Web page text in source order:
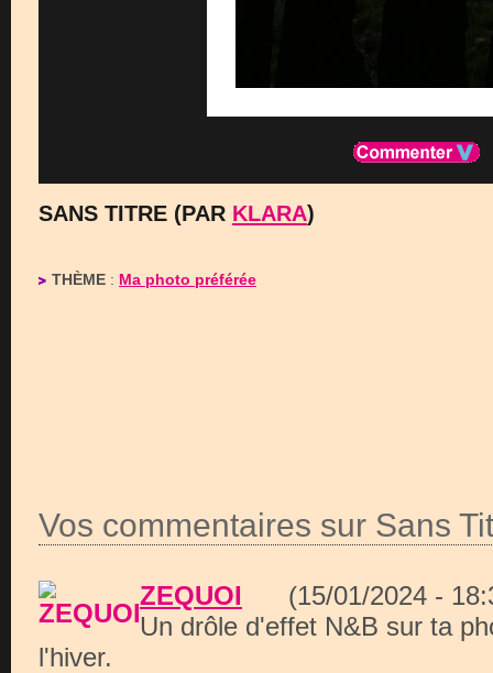
SANS TITRE (PAR KLARA)
THÈME : Ma photo préférée
Vos commentaires sur Sans
ZEQUOI (15/01/2024 -
Un drôle d'effet N&B sur ta
l'hiver.